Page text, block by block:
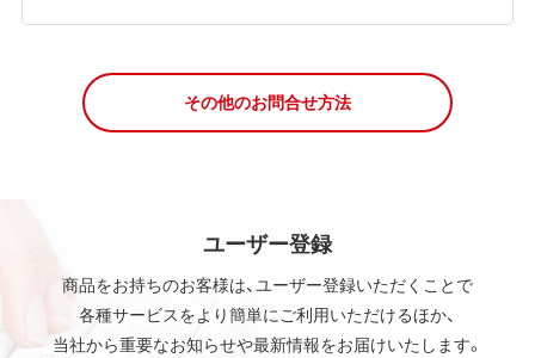
その他のお問合せ方法
ユーザー登録
商品をお持ちのお客様は、ユーザー登録いただくことで
各種サービスをより簡単にご利用いただけるほか、
当社から重要なお知らせや最新情報をお届けいたします。